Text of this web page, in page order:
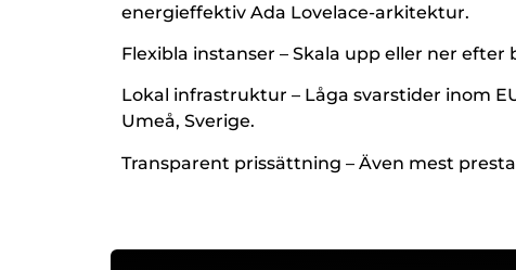
energieffektiv Ada Lovelace-arkitektur.
Flexibla instanser – Skala upp eller ner efter
Lokal infrastruktur – Låga svarstider inom
Umeå, Sverige.
Transparent prissättning – Även mest